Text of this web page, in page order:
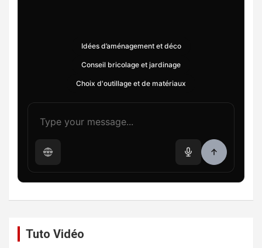
Idées d’aménagement et déco
Conseil bricolage et jardinage
Choix d'outillage et de matériaux
Tuto Vidéo